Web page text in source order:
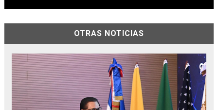
OTRAS NOTICIAS